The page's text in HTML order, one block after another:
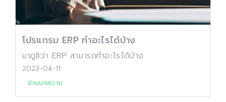
โปรแกรม ERP ทำอะไรได้บ้าง
มาดูซิว่า ERP สามารถทำอะไรได้บ้าง
2023-04-11
อ่านบทความ